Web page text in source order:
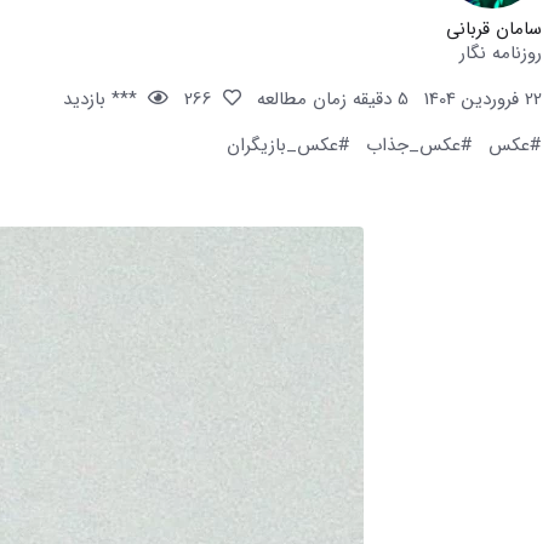
سامان قربانی
روزنامه نگار
22 فروردین 1404
5 دقیقه زمان مطالعه
*** بازدید
#عکس
#عکس_جذاب #عکس_بازیگران